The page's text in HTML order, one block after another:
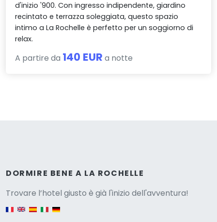
d'inizio '900. Con ingresso indipendente, giardino
recintato e terrazza soleggiata, questo spazio
intimo a La Rochelle è perfetto per un soggiorno di
relax.
A partire da 140 EUR a notte
DORMIRE BENE A LA ROCHELLE
Trovare l’hotel giusto è già l'inizio dell'avventura!